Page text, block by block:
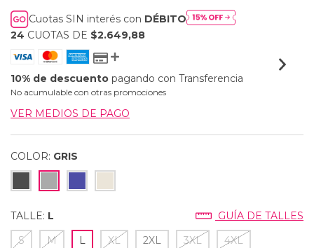
Cuotas SIN interés con DÉBITO
24 CUOTAS DE $2.649,88
10% de descuento pagando con Transferencia
No acumulable con otras promociones
VER MEDIOS DE PAGO
COLOR: GRIS
TALLE: L
GUÍA DE TALLES
S
M L XL 2XL 3XL 4XL